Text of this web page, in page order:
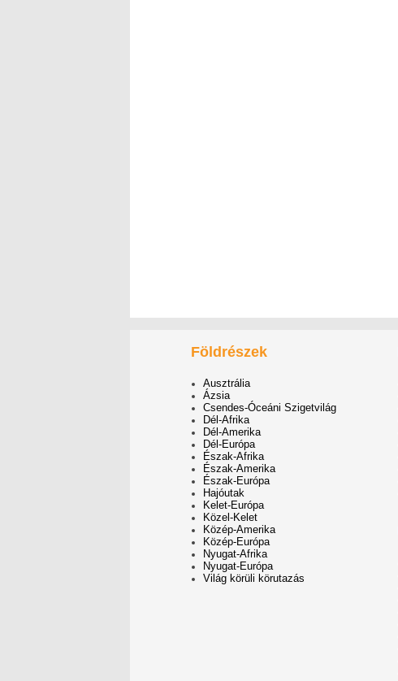
Földrészek
Ausztrália
Ázsia
Csendes-Óceáni Szigetvilág
Dél-Afrika
Dél-Amerika
Dél-Európa
Észak-Afrika
Észak-Amerika
Észak-Európa
Hajóutak
Kelet-Európa
Közel-Kelet
Közép-Amerika
Közép-Európa
Nyugat-Afrika
Nyugat-Európa
Világ körüli körutazás